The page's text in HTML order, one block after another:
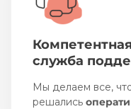
служба
Мы делаем все,
решались